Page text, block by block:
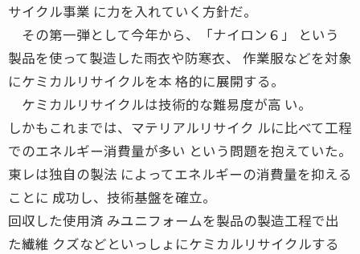
サイクル事業 に力を入れていく方針だ。
その第一弾として今年から、「ナイロン６」 という
製品を使って製造した雨衣や防寒衣、 作業服などを対象
にケミカルリサイクルを本 格的に展開する。
ケミカルリサイクルは技術的な難易度が高 い。
しかもこれまでは、マテリアルリサイク ルに比べて工程
でのエネルギー消費量が多い という問題を抱えていた。
東レは独自の製法 によってエネルギーの消費量を抑える
ことに 成功し、技術基盤を確立。
回収した使用済 みユニフォームを製品の製造工程で出
た繊維 クズなどといっしょにケミカルリサイクルする